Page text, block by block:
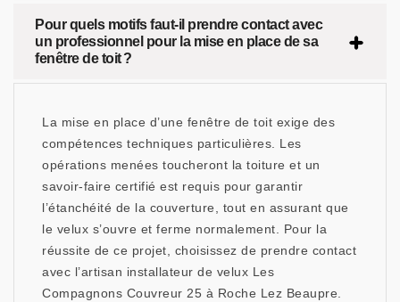
Pour quels motifs faut-il prendre contact avec
un professionnel pour la mise en place de sa
fenêtre de toit ?
La mise en place d’une fenêtre de toit exige des
compétences techniques particulières. Les
opérations menées toucheront la toiture et un
savoir-faire certifié est requis pour garantir
l’étanchéité de la couverture, tout en assurant que
le velux s’ouvre et ferme normalement. Pour la
réussite de ce projet, choisissez de prendre contact
avec l’artisan installateur de velux Les
Compagnons Couvreur 25 à Roche Lez Beaupre.